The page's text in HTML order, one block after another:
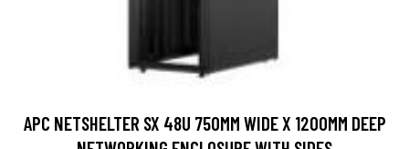
APC NETSHELTER SX 48U 750MM WIDE X 1200MM DEEP